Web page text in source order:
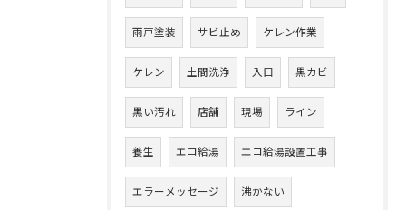
雨戸塗装 サビ止め ケレン作業
ケレン 土間洗浄 入口 黒カビ
黒い汚れ 店舗 現場 ライン
養生 エコ給湯 エコ給湯設置工事
エラーメッセージ 沸かない